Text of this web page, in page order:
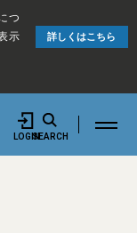
つ
示
詳しくはこちら
LOGINSEARCH